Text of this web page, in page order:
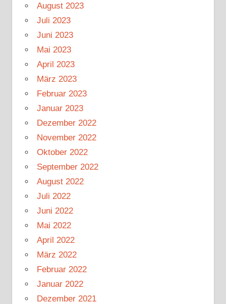
August 2023
Juli 2023
Juni 2023
Mai 2023
April 2023
März 2023
Februar 2023
Januar 2023
Dezember 2022
November 2022
Oktober 2022
September 2022
August 2022
Juli 2022
Juni 2022
Mai 2022
April 2022
März 2022
Februar 2022
Januar 2022
Dezember 2021